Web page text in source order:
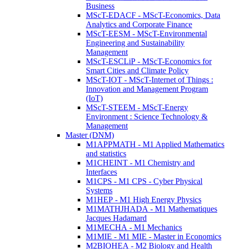
Business
MScT-EDACF - MScT-Economics, Data
Analytics and Corporate Finance
MScT-EESM - MScT-Environmental
Engineering and Sustainability
Management
MScT-ESCLiP - MScT-Economics for
Smart Cities and Climate Policy
MScT-IOT - MScT-Internet of Things :
Innovation and Management Program
(IoT)
MScT-STEEM - MScT-Energy
Environment : Science Technology &
Management
Master (DNM)
M1APPMATH - M1 Applied Mathematics
and statistics
M1CHEINT - M1 Chemistry and
Interfaces
M1CPS - M1 CPS - Cyber Physical
Systems
M1HEP - M1 High Energy Physics
M1MATHJHADA - M1 Mathematiques
Jacques Hadamard
M1MECHA - M1 Mechanics
M1MIE - M1 MIE - Master in Economics
M2BIOHEA - M2 Biology and Health